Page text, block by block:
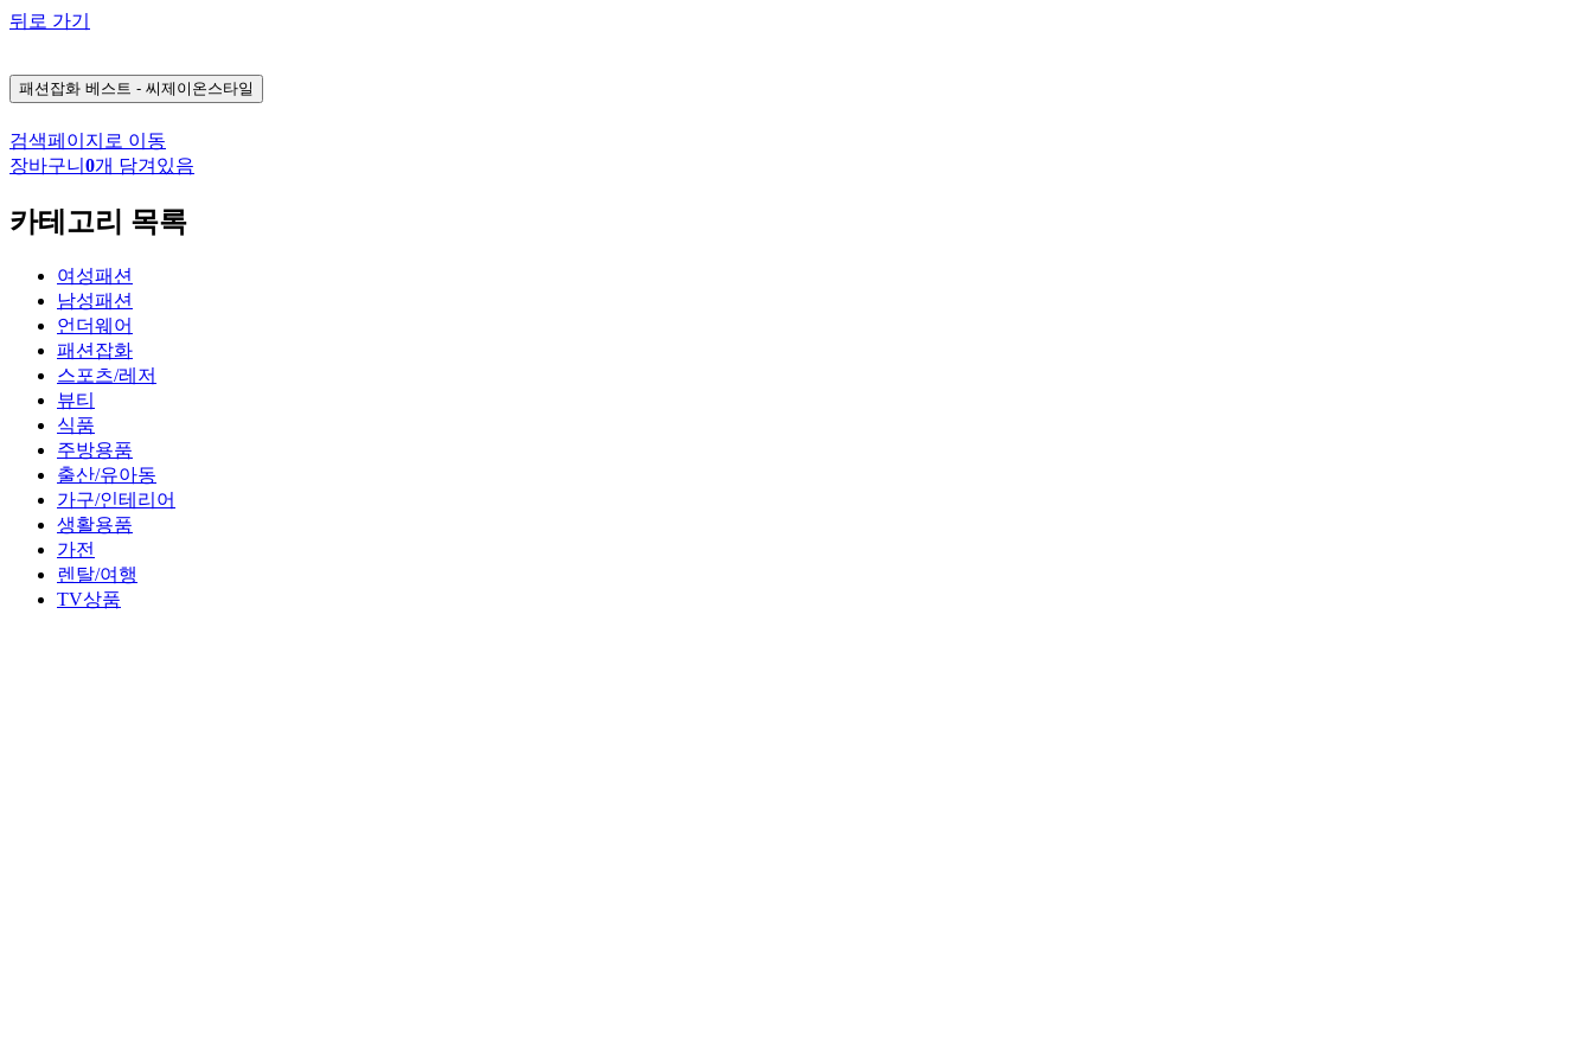
뒤로 가기
패션잡화 베스트 - 씨제이온스타일
검색페이지로 이동
장바구니 0개 담겨있음
카테고리 목록
여성패션
남성패션
언더웨어
패션잡화
스포츠/레저
뷰티
식품
주방용품
출산/유아동
가구/인테리어
생활용품
가전
렌탈/여행
TV상품